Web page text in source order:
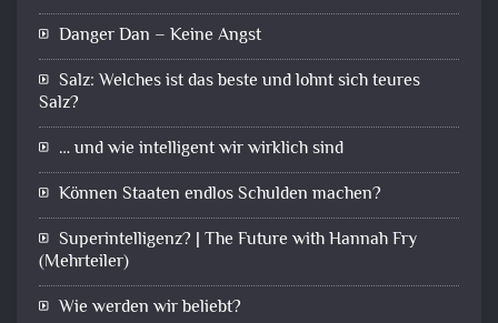
Danger Dan – Keine Angst
Salz: Welches ist das beste und lohnt sich teures
Salz?
… und wie intelligent wir wirklich sind
Können Staaten endlos Schulden machen?
Superintelligenz? | The Future with Hannah Fry
(Mehrteiler)
Wie werden wir beliebt?